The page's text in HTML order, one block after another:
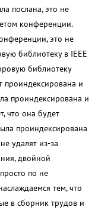
послана, это не
конференции.
это не
библиотеку в IEEE
библиотеку
проиндексирована и
проиндексирована и
что она будет
проиндексирована
удалят из-за
двойной
по не
тем, что
в сборник трудов и